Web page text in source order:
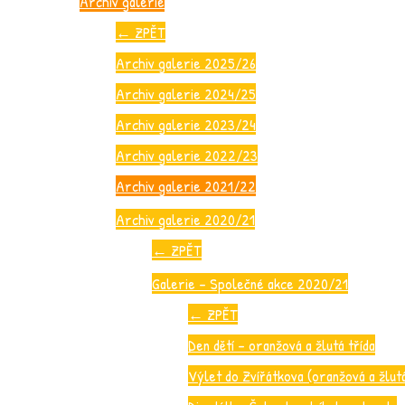
← ZPĚT
Archiv galerie 2025/26
Archiv galerie 2024/25
Archiv galerie 2023/24
Archiv galerie 2022/23
Archiv galerie 2021/22
Archiv galerie 2020/21
← ZPĚT
Galerie – Společné akce 2020/21
← ZPĚT
Den dětí – oranžová a žlutá třída
Výlet do Zvířátkova (oranžová a